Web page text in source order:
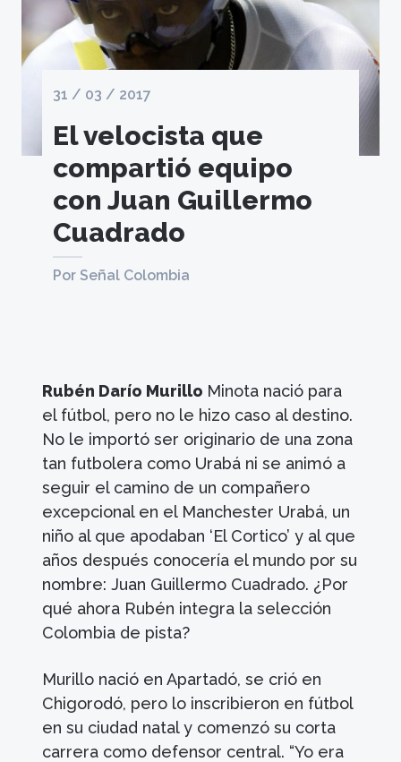
31 / 03 / 2017
El velocista que
compartió equipo
con Juan Guillermo
Cuadrado
Por Señal Colombia
Rubén Darío Murillo Minota nació para
el fútbol, pero no le hizo caso al destino.
No le importó ser originario de una zona
tan futbolera como Urabá ni se animó a
seguir el camino de un compañero
excepcional en el Manchester Urabá, un
niño al que apodaban ‘El Cortico’ y al que
años después conocería el mundo por su
nombre: Juan Guillermo Cuadrado. ¿Por
qué ahora Rubén integra la selección
Colombia de pista?
Murillo nació en Apartadó, se crió en
Chigorodó, pero lo inscribieron en fútbol
en su ciudad natal y comenzó su corta
carrera como defensor central. “Yo era